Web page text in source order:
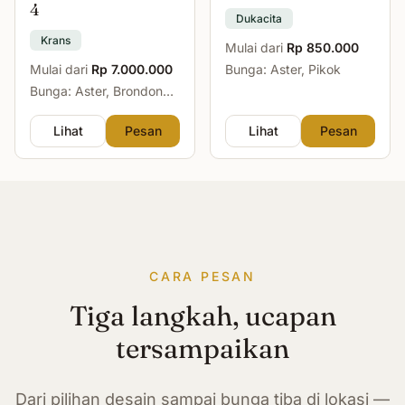
4
Krans
Mulai dari Rp 7.000.000
Bunga: Aster, Brondong,
Lihat
Pesan
Dukacita
Mulai dari Rp 850.000
Bunga: Aster, Pikok
Lihat Pesan
CARA PESAN
Tiga langkah, ucapan
tersampaikan
Dari pilihan desain sampai bunga tiba di lokasi —